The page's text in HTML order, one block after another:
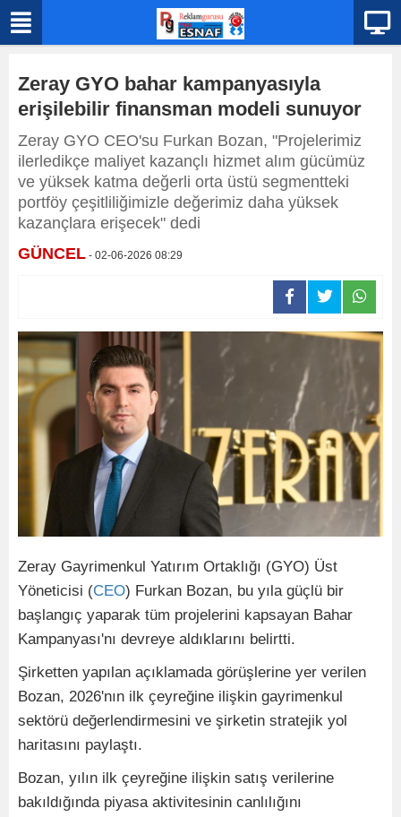
Zeray GYO bahar kampanyasıyla
erişilebilir finansman modeli sunuyor
Zeray GYO CEO'su Furkan Bozan, "Projelerimiz
ilerledikçe maliyet kazançlı hizmet alım gücümüz
ve yüksek katma değerli orta üstü segmentteki
portföy çeşitliliğimizle değerimiz daha yüksek
kazançlara erişecek" dedi
GÜNCEL - 02-06-2026 08:29
Zeray Gayrimenkul Yatırım Ortaklığı (GYO) Üst
Yöneticisi (CEO) Furkan Bozan, bu yıla güçlü bir
başlangıç yaparak tüm projelerini kapsayan Bahar
Kampanyası'nı devreye aldıklarını belirtti.
Şirketten yapılan açıklamada görüşlerine yer verilen
Bozan, 2026'nın ilk çeyreğine ilişkin gayrimenkul
sektörü değerlendirmesini ve şirketin stratejik yol
haritasını paylaştı.
Bozan, yılın ilk çeyreğine ilişkin satış verilerine
bakıldığında piyasa aktivitesinin canlılığını